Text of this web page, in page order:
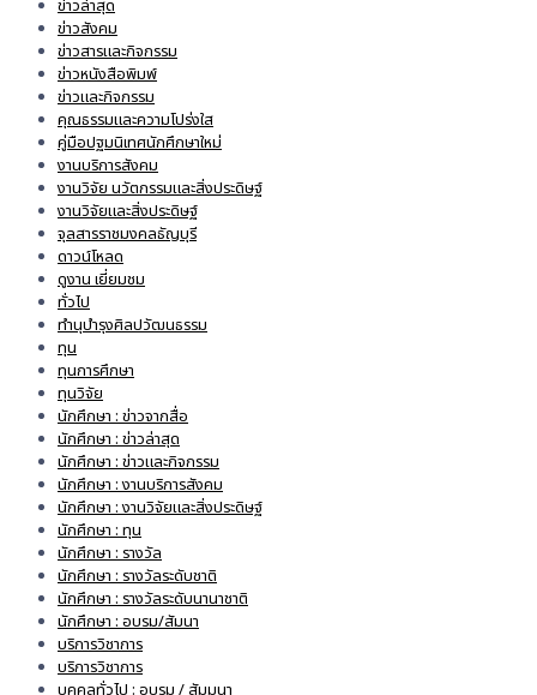
ข่าวล่าสุด
ข่าวสังคม
ข่าวสารและกิจกรรม
ข่าวหนังสือพิมพ์
ข่าวและกิจกรรม
คุณธรรมและความโปร่งใส
คู่มือปฐมนิเทศนักศึกษาใหม่
งานบริการสังคม
งานวิจัย นวัตกรรมและสิ่งประดิษฐ์
งานวิจัยและสิ่งประดิษฐ์
จุลสารราชมงคลธัญบุรี
ดาวน์โหลด
ดูงาน เยี่ยมชม
ทั่วไป
ทำนุบำรุงศิลปวัฒนธรรม
ทุน
ทุนการศึกษา
ทุนวิจัย
นักศึกษา : ข่าวจากสื่อ
นักศึกษา : ข่าวล่าสุด
นักศึกษา : ข่าวและกิจกรรม
นักศึกษา : งานบริการสังคม
นักศึกษา : งานวิจัยและสิ่งประดิษฐ์
นักศึกษา : ทุน
นักศึกษา : รางวัล
นักศึกษา : รางวัลระดับชาติ
นักศึกษา : รางวัลระดับนานาชาติ
นักศึกษา : อบรม/สัมนา
บริการวิชาการ
บริการวิชาการ
บุคคลทั่วไป : อบรม / สัมมนา